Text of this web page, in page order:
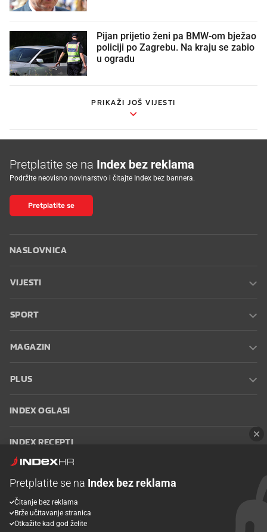
Pijan prijetio ženi pa BMW-om bježao
policiji po Zagrebu. Na kraju se zabio
u ogradu
PRIKAŽI JOŠ VIJESTI
Pretplatite se na Index bez reklama
Podržite neovisno novinarstvo i čitajte Index bez bannera.
Pretplatite se
NASLOVNICA
VIJESTI
SPORT
MAGAZIN
PLUS
INDEX OGLASI
INDEX RECEPTI
Oglašavanje Zaposli se na Indexu
korištenja
Postavke kolačića
Pretplatite se na Index bez reklama
Čitanje bez reklama
Brže učitavanje stranica
Otkažite kad god želite